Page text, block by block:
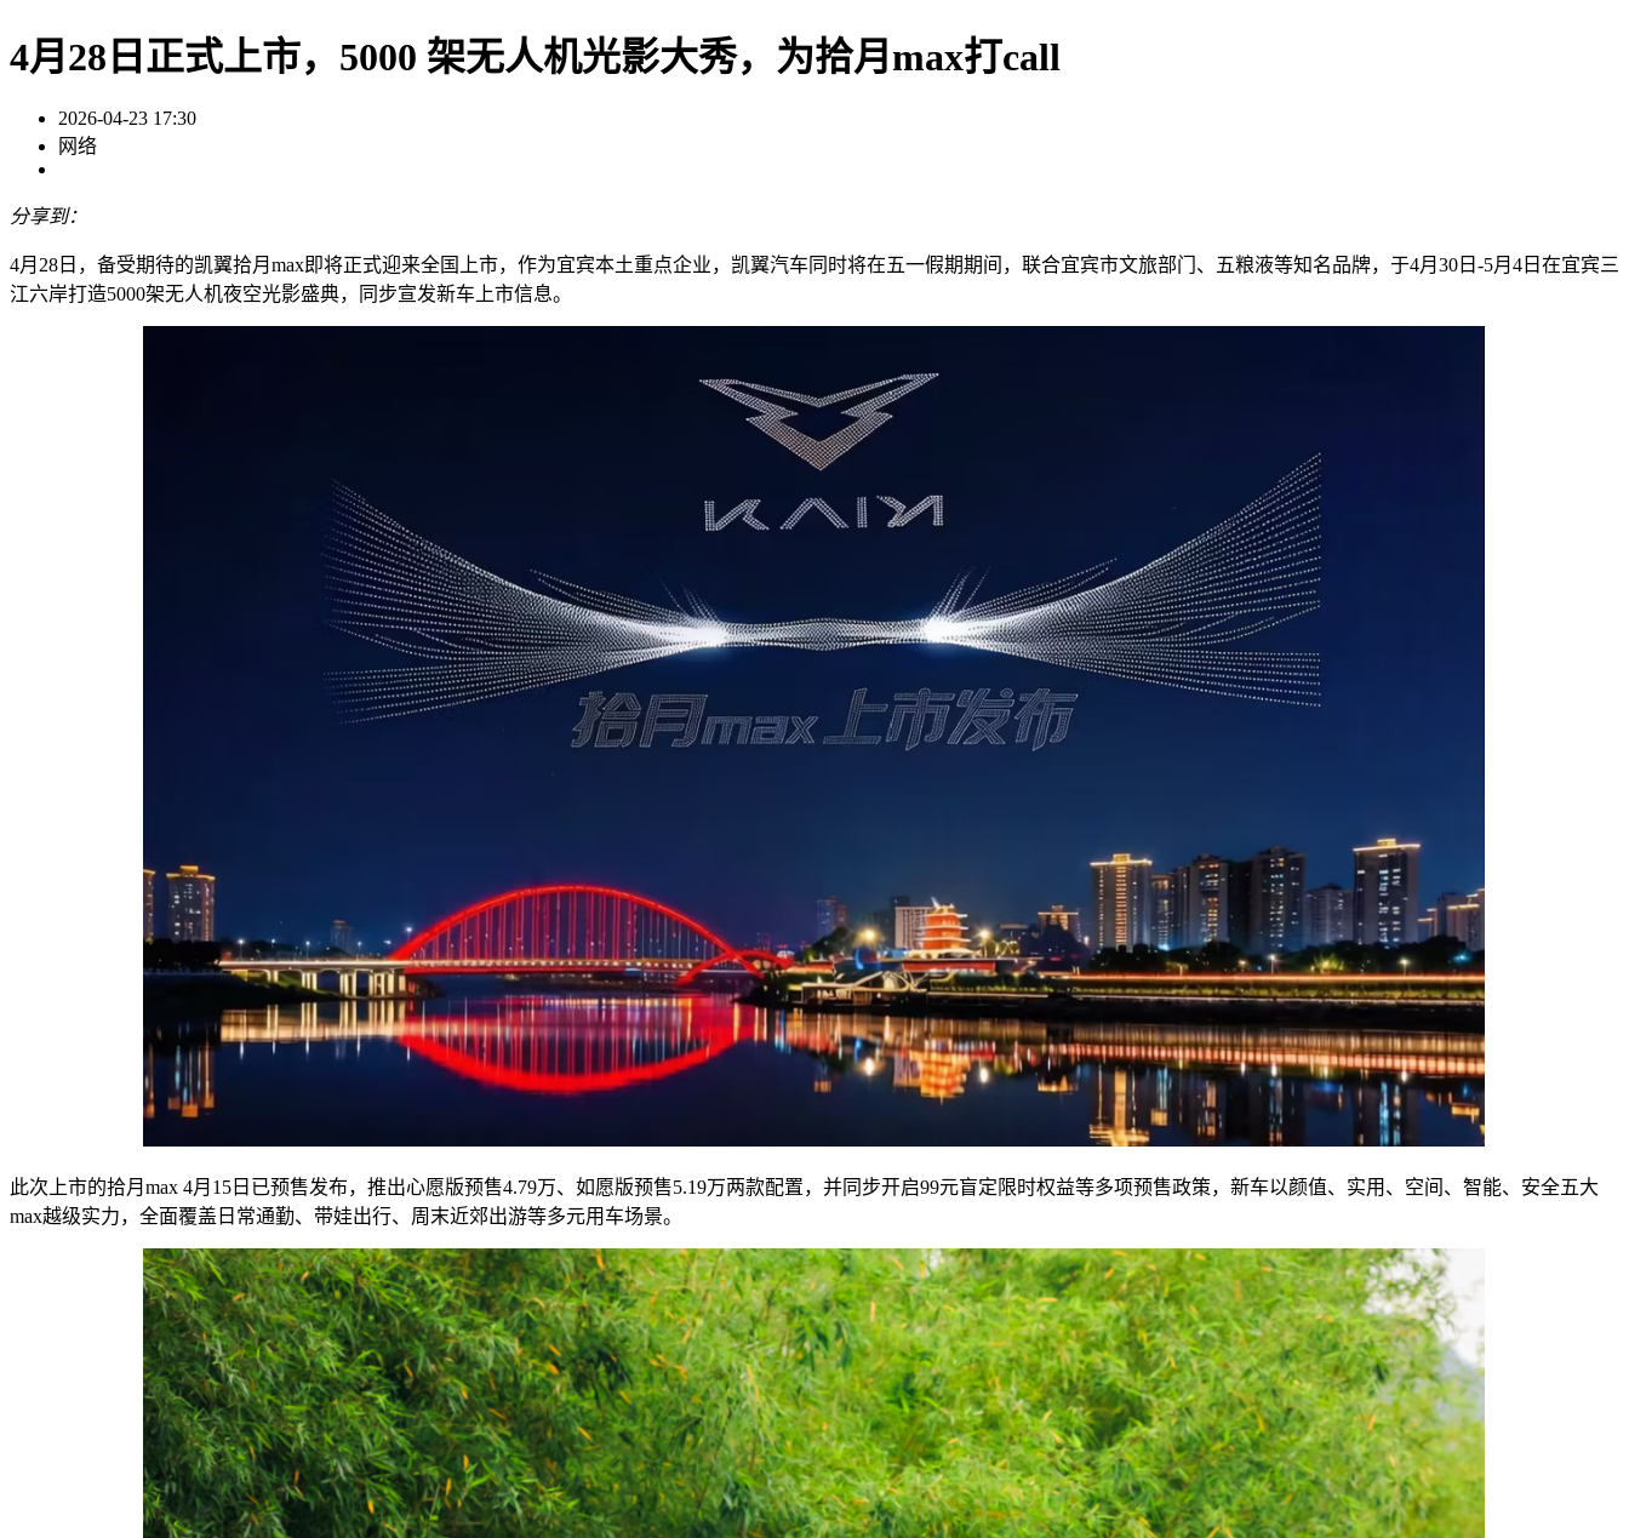
4月28日正式上市，5000 架无人机光影大秀，为拾月max打call
2026-04-23 17:30
网络
分享到：
4月28日，备受期待的凯翼拾月max即将正式迎来全国上市，作为宜宾本土重点企业，凯翼汽车同时将在五一假期期间，联合宜宾市文旅部门、五粮液等知名品牌，于4月30日-5月4日在宜宾三
江六岸打造5000架无人机夜空光影盛典，同步宣发新车上市信息。
此次上市的拾月max 4月15日已预售发布，推出心愿版预售4.79万、如愿版预售5.19万两款配置，并同步开启99元盲定限时权益等多项预售政策，新车以颜值、实用、空间、智能、安全五大
max越级实力，全面覆盖日常通勤、带娃出行、周末近郊出游等多元用车场景。